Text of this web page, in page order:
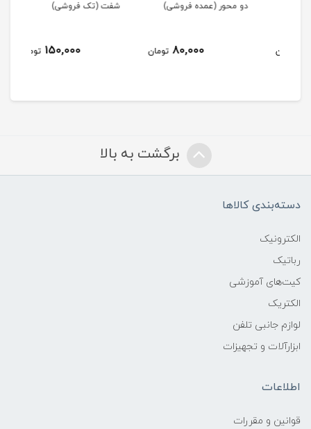
دو محور (عمده فروشی)
80,000 تومان
شفت (تک فروشی)
150,000 تومان
برگشت به بالا
دسته‌بندی کالاها
الکترونیک
رباتیک
کیت‌های آموزشی
الکتریک
لوازم جانبی تلفن
ابزارآلات و تجهیزات
اطلاعات
قوانين و مقررات